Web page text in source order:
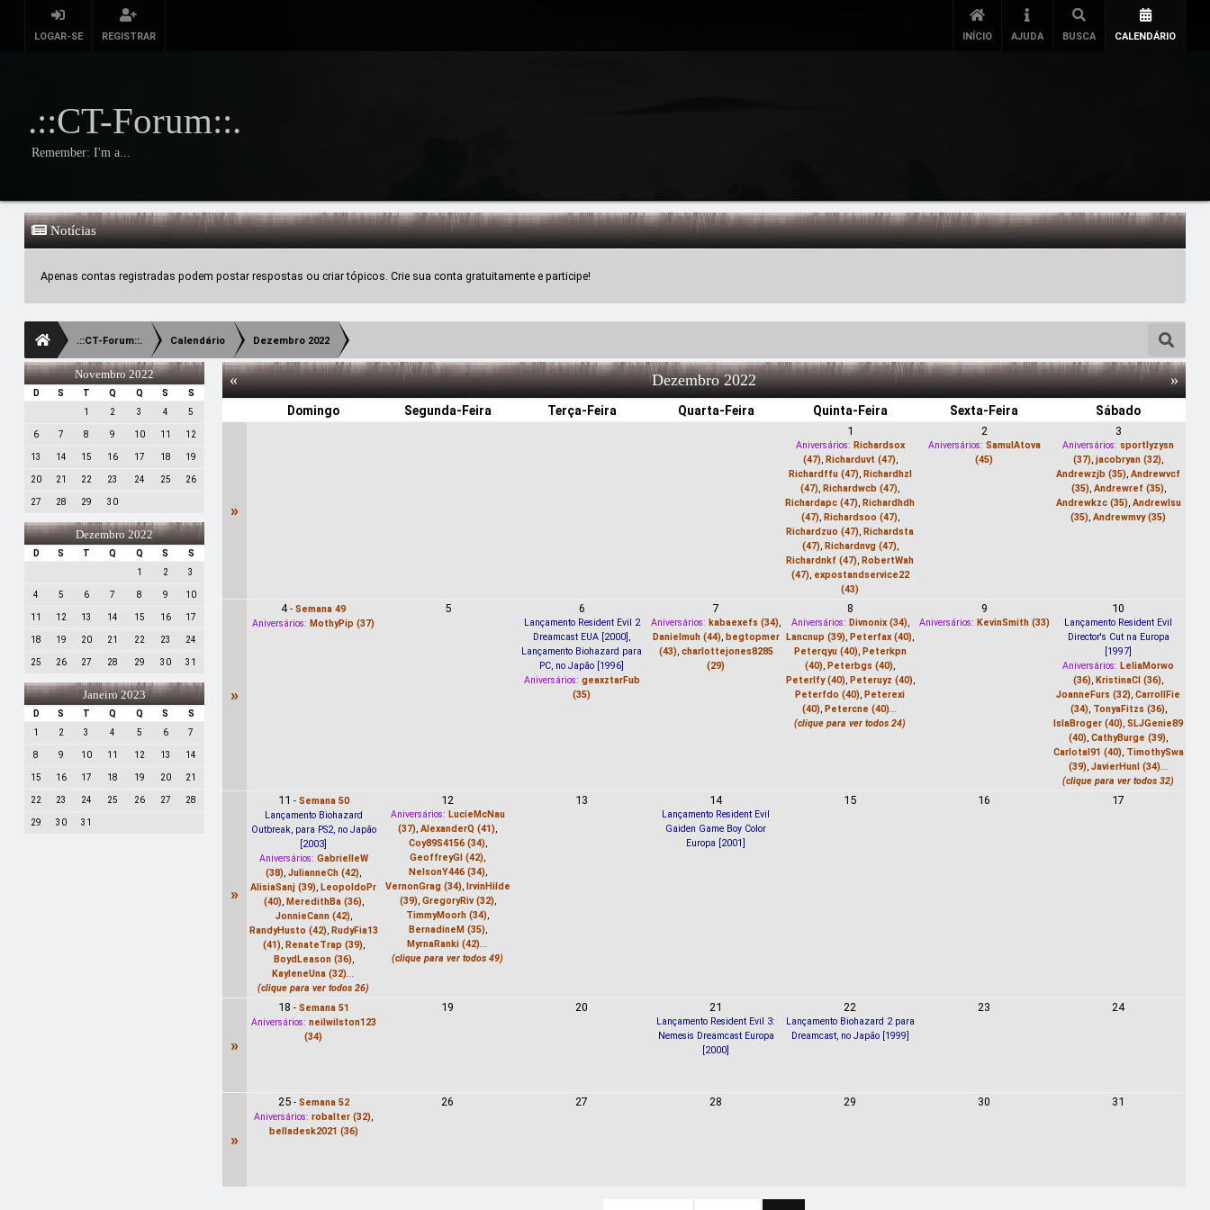
LOGAR-SE REGISTRAR INÍCIO AJUDA BUSCA CALENDÁRIO
.::CT-Forum::.
Remember: I'm a...
Notícias
Apenas contas registradas podem postar respostas ou criar tópicos. Crie sua conta gratuitamente e participe!
.::CT-Forum::. Calendário Dezembro 2022
Novembro 2022
D S T Q Q S
S
1
2 3 4 5
6 7 8 9 10 11 12
13 14 15 16 17 18 19
20 21 22 23 24 25 26
27 28 29 30
Dezembro 2022
D S T Q Q S
S
1
2 3
4 5 6 7 8 9 10
11 12 13 14 15 16 17
18 19 20 21 22 23 24
25 26 27 28 29 30 31
Janeiro 2023
D S T Q Q S
S
1
2 3 4 5 6 7
8 9 10 11 12 13 14
15 16 17 18 19 20 21
22 23 24 25 26 27 28
29 30 31
« »
Dezembro 2022
Domingo Segunda-Feira Terça-Feira Quarta-Feira Quinta-Feira Sexta-Feira Sábado
»
1
Aniversários: Richardsox
(47), Richarduvt (47),
Richardffu (47), Richardhzl
(47), Richardwcb (47),
Richardapc (47), Richardhdh
(47), Richardsoo (47),
Richardzuo (47), Richardsta
(47), Richardnvg (47),
Richardnkf (47), RobertWah
(47), expostandservice22
(43)
2
Aniversários: SamulAtova
(45)
3
Aniversários: sportlyzysn
(37),jacobryan (32),
Andrewzjb (35),Andrewvcf
(35), Andrewref (35),
Andrewkzc (35), Andrewlsu
(35),Andrewmvy (35)
»
4-Semana 49
Aniversários: MothyPip (37)
5 6
Lançamento Resident Evil 2
Dreamcast EUA [2000],
Lançamento Biohazard para
PC, no Japão [1996]
Aniversários: geaxztarFub
(35)
7
Aniversários: kabaexefs (34),
Danielmuh (44), begtopmer
(43), charlottejones8285
(29)
8
Aniversários: Divnonix (34),
Lancnup (39), Peterfax (40),
Peterqyu (40), Peterkpn
(40), Peterbgs (40),
Peterlfy (40), Peteruyz (40),
Peterfdo (40), Peterexi
(40), Petercne (40)...
(clique para ver todos 24)
9
Aniversários: KevinSmith (33)
10
Lançamento Resident Evil
Director's Cut na Europa
[1997]
Aniversários: LeliaMorwo
(36), KristinaCl (36),
JoanneFurs (32),CarrollFie
(34), TonyaFitzs (36),
IslaBroger (40),SLJGenie89
(40),CathyBurge (39),
CarlotaI91 (40), TimothySwa
(39), JavierHunl (34)...
(clique para ver todos 32)
»
11 - Semana 50
Lançamento Biohazard
Outbreak, para PS2, no Japão
[2003]
Aniversários: GabrielleW
(38),JulianneCh (42),
AlisiaSanj (39), LeopoldoPr
(40), MeredithBa (36),
JonnieCann (42),
RandyHusto (42), RudyFia13
(41), RenateTrap (39),
BoydLeason (36),
KayleneUna (32)...
(clique para ver todos 26)
12
Aniversários: LucieMcNau
(37),AlexanderQ (41),
Coy89S4156 (34),
GeoffreyGl (42),
NelsonY446 (34),
VernonGrag (34), IrvinHilde
(39), GregoryRiv (32),
TimmyMoorh (34),
BernadineM (35),
MyrnaRanki (42)...
(clique para ver todos 49)
13 14
Lançamento Resident Evil
Gaiden Game Boy Color
Europa [2001]
15 16 17
»
18 - Semana 51
Aniversários: neilwilston123
(34)
19 20 21
Lançamento Resident Evil 3:
Nemesis Dreamcast Europa
[2000]
22
Lançamento Biohazard 2 para
Dreamcast, no Japão [1999]
23 24
»
25- Semana 52
Aniversários: robalter (32),
belladesk2021 (36)
26 27 28 29 30 31